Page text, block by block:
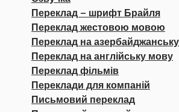
Переклад – шрифт Брайля
Переклад жестовою мовою
Переклад на
Переклад на англійську мову
Переклад фільмів
Переклади для компаній
Письмовий переклад